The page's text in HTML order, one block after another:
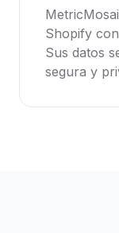
Shopify
Sus datos
segura y